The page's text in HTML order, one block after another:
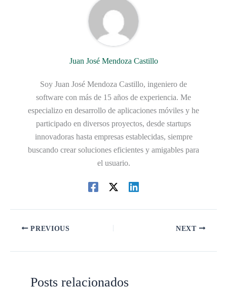
Juan José Mendoza Castillo
Soy Juan José Mendoza Castillo, ingeniero de
software con más de 15 años de experiencia. Me
especializo en desarrollo de aplicaciones móviles y he
participado en diversos proyectos, desde startups
innovadoras hasta empresas establecidas, siempre
buscando crear soluciones eficientes y amigables para
el usuario.
PREVIOUS NEXT
Posts relacionados